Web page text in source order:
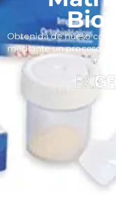
Obtenida de hueso
mediante un proceso